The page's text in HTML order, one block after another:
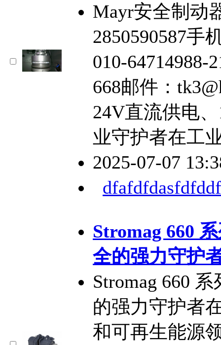
Mayr安全制动
2850590587手
010-64714988-
668邮件：
24V直流供电
业守护者在工
2025-07-07
Stromag 660
全的强力守护
Stromag 660
的强力守护者
和可再生能源